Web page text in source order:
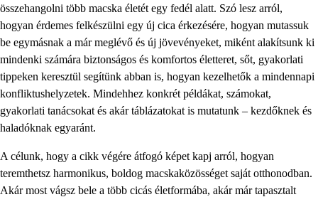
összehangolni több macska életét egy fedél alatt. Szó lesz arról,
hogyan érdemes felkészülni egy új cica érkezésére, hogyan mutassuk
be egymásnak a már meglévő és új jövevényeket, miként alakítsunk ki
mindenki számára biztonságos és komfortos életteret, sőt, gyakorlati
tippeken keresztül segítünk abban is, hogyan kezelhetők a mindennapi
konfliktushelyzetek. Mindehhez konkrét példákat, számokat,
gyakorlati tanácsokat és akár táblázatokat is mutatunk – kezdőknek és
haladóknak egyaránt.
A célunk, hogy a cikk végére átfogó képet kapj arról, hogyan
teremthetsz harmonikus, boldog macskaközösséget saját otthonodban.
Akár most vágsz bele a több cicás életformába, akár már tapasztalt